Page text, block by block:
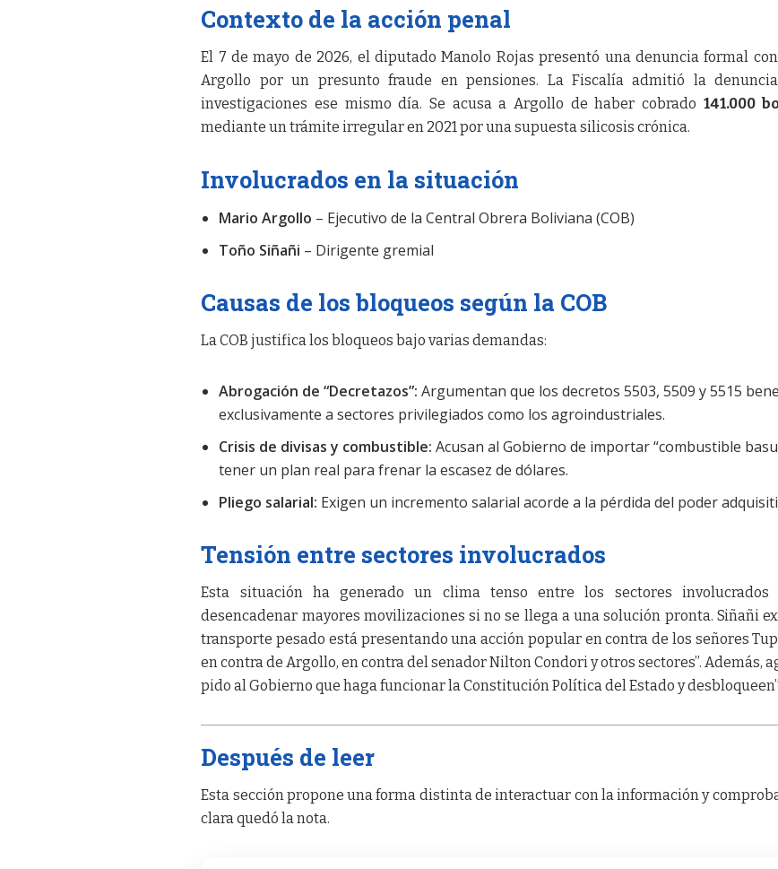
Contexto de la acción penal
El 7 de mayo de 2026, el diputado Manolo Rojas presentó una denuncia formal
Argollo por un presunto fraude en pensiones. La Fiscalía admitió la
investigaciones ese mismo día. Se acusa a Argollo de haber cobrado 141.000
mediante un trámite irregular en 2021 por una supuesta silicosis crónica.
Involucrados en la situación
Mario Argollo – Ejecutivo de la Central Obrera Boliviana (COB)
Toño Siñañi – Dirigente gremial
Causas de los bloqueos según la COB
La COB justifica los bloqueos bajo varias demandas:
Abrogación de “Decretazos”: Argumentan que los decretos 5503, 5509 y 5515
exclusivamente a sectores privilegiados como los agroindustriales.
Crisis de divisas y combustible: Acusan al Gobierno de importar “combustible
tener un plan real para frenar la escasez de dólares.
Pliego salarial: Exigen un incremento salarial acorde a la pérdida del poder
Tensión entre sectores involucrados
Esta situación ha generado un clima tenso entre los sectores involucrados
desencadenar mayores movilizaciones si no se llega a una solución pronta. Siñañi
transporte pesado está presentando una acción popular en contra de los señores
en contra de Argollo, en contra del senador Nilton Condori y otros sectores”. Además,
pido al Gobierno que haga funcionar la Constitución Política del Estado y
Después de leer
Esta sección propone una forma distinta de interactuar con la información y
clara quedó la nota.